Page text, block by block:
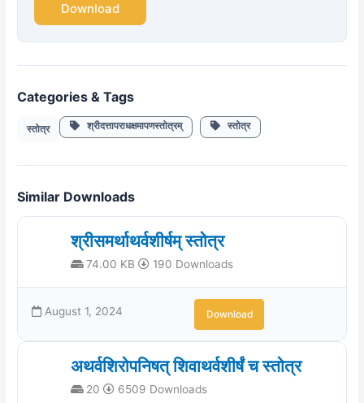
Download
Categories & Tags
स्तोत्र श्रीदत्तापराधक्षमापणस्तोत्रम् स्तोत्र
Similar Downloads
श्रीसमर्थाथर्वशीर्षम् स्तोत्र
74.00 KB 190 Downloads
August 1, 2024 Download
अथर्वशिरोपनिषत् शिवाथर्वशीर्षं च स्तोत्र
20 6509 Downloads